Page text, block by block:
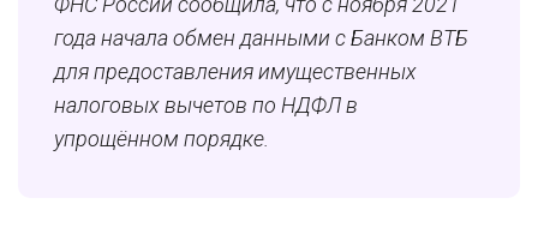
года начала обмен данными с Банком ВТБ
для предоставления имущественных
налоговых вычетов по НДФЛ в
упрощённом порядке.